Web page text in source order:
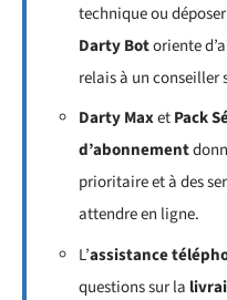
technique ou
Darty Botoriente
relais à un conseiller
Darty MaxetPack
d’abonnement
prioritaire et à des
attendre en ligne.
L’assistance
questions sur la